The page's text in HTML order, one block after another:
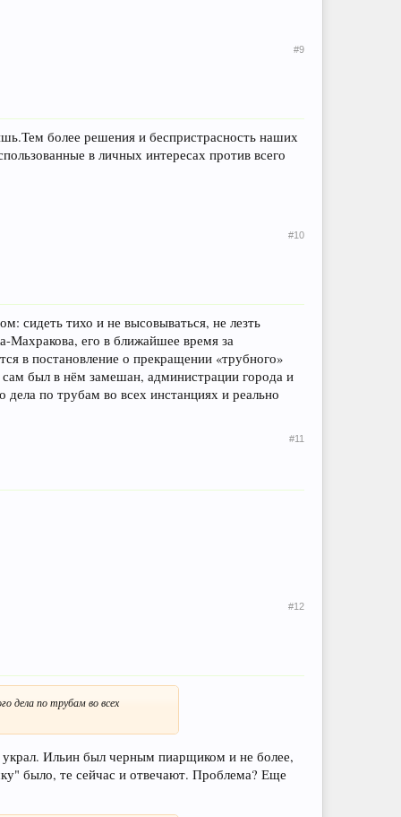
#9
более решения и беспристрасность наших
в личных интересах против всего
#10
сидеть тихо и не высовываться, не лезть
Махракова, его в ближайшее время за
в постановление о прекращении «трубного»
сам был в нём замешан, администрации города и
дела по трубам во всех инстанциях и реально
#11
#12
дела по трубам во всех
Ильин был черным пиарщиком и не более,
было, те сейчас и отвечают. Проблема? Еще